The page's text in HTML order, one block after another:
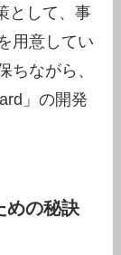
として、事
用意してい
ちながら、
」の開発
めの秘訣